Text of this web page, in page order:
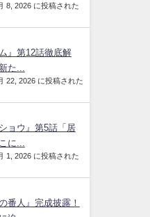
8, 2026 に投稿された
』第12話徹底解
た...
22, 2026 に投稿された
ョウ』第5話「居
に...
1, 2026 に投稿された
番人』完成披露！